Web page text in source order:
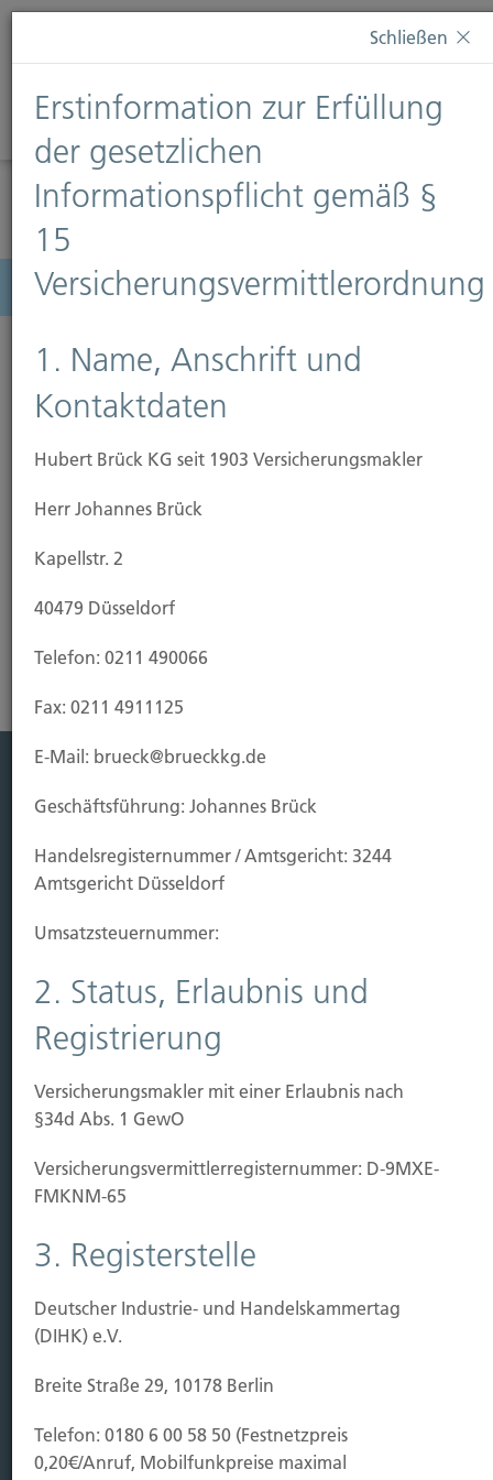
Diese Webseite verwendet Cookies. Wenn Sie weiterhin
Informationen finden Sie auf unserer SeiteDatenschutz
Diese Nachricht nicht erneut anzeigen
Menü
Riester-Rente
Leistung
Vorsorgen
Sichern
Kauf Grundstück
Baufertigstellung/Hauskauf
Schaden
Kontakt
Hubert Brück KG
Telefon:0211-490066 |Fax: 0211-4911125 |
brueck@brueckkg.de
Kontaktformular
© Hubert Brück KG
Schließen
Erstinformation zur Erfüllung
der gesetzlichen
Informationspflicht gemäß §
15
Versicherungsvermittlerordnung
1. Name, Anschrift und
Kontaktdaten
Hubert Brück KG seit 1903 Versicherungsmakler
Herr Johannes Brück
Kapellstr. 2
40479 Düsseldorf
Telefon: 0211 490066
Fax: 0211 4911125
E-Mail: brueck@brueckkg.de
Geschäftsführung: Johannes Brück
Handels­registernummer / Amtsgericht: 3244
Amtsgericht Düsseldorf
Umsatzsteuer­nummer:
2. Status, Erlaubnis und
Registrierung
Versicherungsmakler mit einer Erlaubnis nach
§34d Abs. 1 GewO
Versicherungs­vermittler­registernummer: D-9MXE-
FMKNM-65
3. Registerstelle
Deutscher Industrie- und Handelskammertag
(DIHK) e.V.
Breite Straße 29, 10178 Berlin
Telefon: 0180 6 00 58 50 (Festnetzpreis
0,20€/Anruf, Mobilfunkpreise maximal